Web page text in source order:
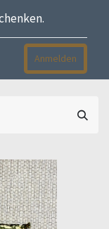
Anmelden